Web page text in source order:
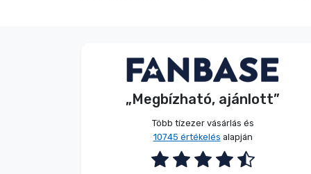
„Megbízható, ajánlott”
Több tízezer vásárlás és
10745 értékelés alapján
Név nélkül Vásárló
2026. 08. 08.